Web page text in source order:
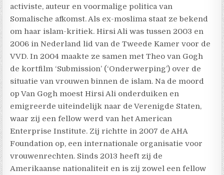
activiste, auteur en voormalige politica van
Somalische afkomst. Als ex-moslima staat ze bekend
om haar islam-kritiek. Hirsi Ali was tussen 2003 en
2006 in Nederland lid van de Tweede Kamer voor de
VVD. In 2004 maakte ze samen met Theo van Gogh
de kortfilm ‘Submission’ (‘Onderwerping’) over de
situatie van vrouwen binnen de islam. Na de moord
op Van Gogh moest Hirsi Ali onderduiken en
emigreerde uiteindelijk naar de Verenigde Staten,
waar zij een fellow werd van het American
Enterprise Institute. Zij richtte in 2007 de AHA
Foundation op, een internationale organisatie voor
vrouwenrechten. Sinds 2013 heeft zij de
Amerikaanse nationaliteit en is zij zowel een fellow